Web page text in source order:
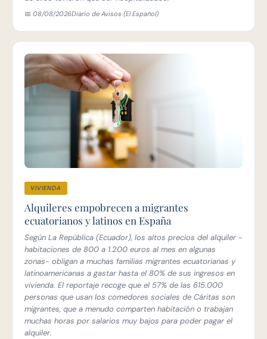
📅 08/08/2026Diario de Avisos (El Español)
VIVIENDA
Alquileres empobrecen a migrantes
ecuatorianos y latinos en España
Según La República (Ecuador), los altos precios del alquiler -
habitaciones de 800 a 1.200 euros al mes en algunas
zonas- obligan a muchas familias migrantes ecuatorianas y
latinoamericanas a gastar hasta el 80% de sus ingresos en
vivienda. El reportaje recoge que el 57% de las 615.000
personas que usan los comedores sociales de Cáritas son
migrantes, que a menudo comparten habitación o trabajan
muchas horas por salarios muy bajos para poder pagar el
alquiler.